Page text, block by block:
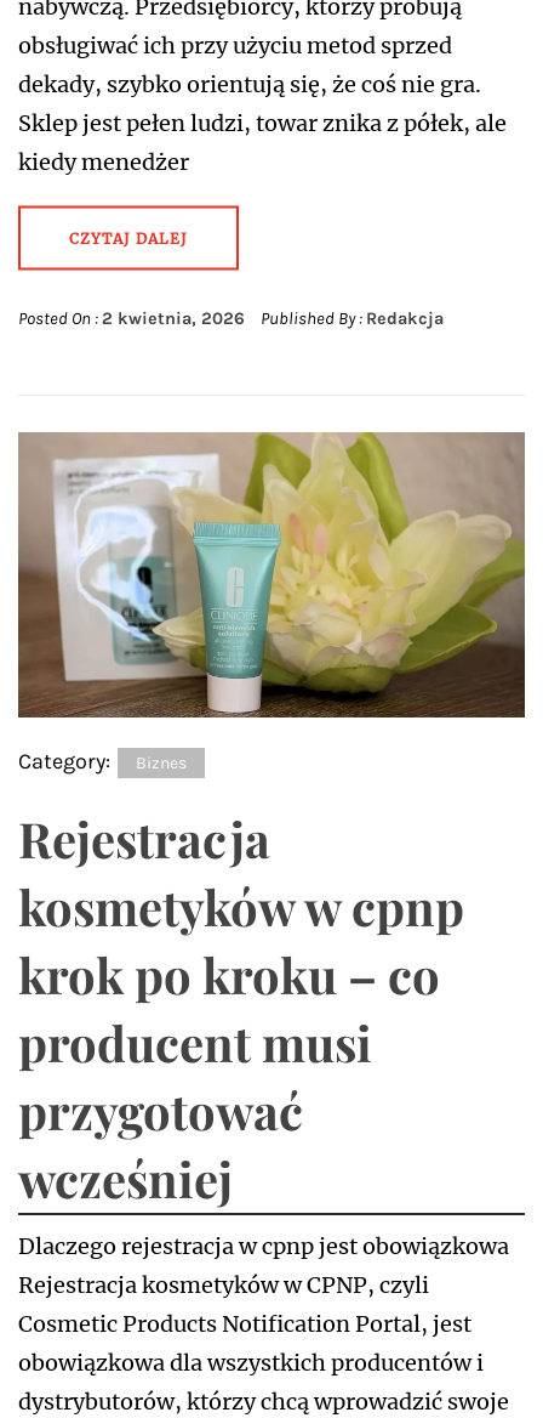
nabywczą. Przedsiębiorcy, którzy próbują
obsługiwać ich przy użyciu metod sprzed
dekady, szybko orientują się, że coś nie gra.
Sklep jest pełen ludzi, towar znika z półek, ale
kiedy menedżer
CZYTAJ DALEJ
Posted On :2 kwietnia, 2026 Published By : Redakcja
Category: Biznes
Rejestracja
kosmetyków w cpnp
krok po kroku – co
producent musi
przygotować
wcześniej
Dlaczego rejestracja w cpnp jest obowiązkowa
Rejestracja kosmetyków w CPNP, czyli
Cosmetic Products Notification Portal, jest
obowiązkowa dla wszystkich producentów i
dystrybutorów, którzy chcą wprowadzić swoje